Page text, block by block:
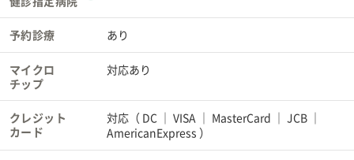
予約診療 あり
マイクロ
チップ
対応あり
クレジット
カード
対応（ DC VISA MasterCard
JCB
AmericanExpress ）